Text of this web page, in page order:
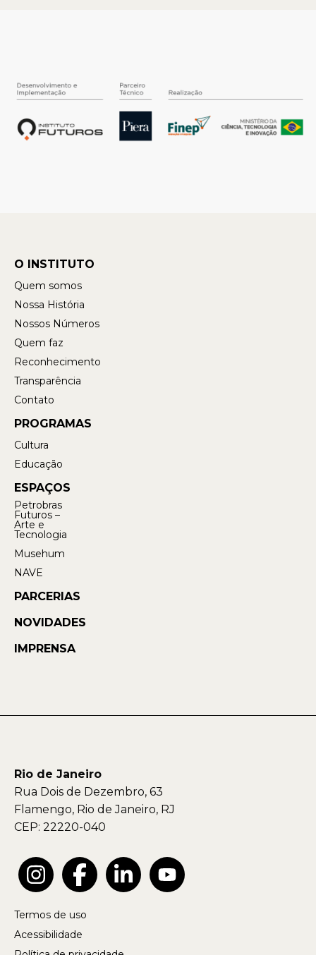
O INSTITUTO
Quem somos
Nossa História
Nossos Números
Quem faz
Reconhecimento
Transparência
Contato
PROGRAMAS
Cultura
Educação
ESPAÇOS
Petrobras
Futuros –
Arte e
Tecnologia
Musehum
NAVE
PARCERIAS
NOVIDADES
IMPRENSA
Rio de Janeiro
Rua Dois de Dezembro, 63
Flamengo, Rio de Janeiro, RJ
CEP: 22220-040
Termos de uso
Acessibilidade